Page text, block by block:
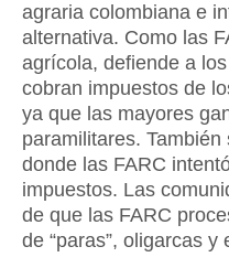
agraria colombiana e
alternativa. Como las
agrícola, defiende a
cobran impuestos de
ya que las mayores
paramilitares.
donde las FARC
impuestos. Las
de que las FARC
de “paras”, oligarcas